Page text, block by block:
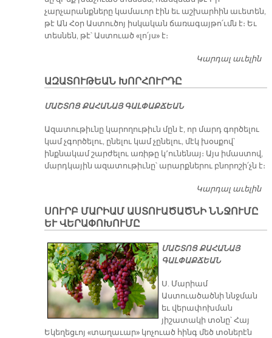
չարչարանքները կամաւոր էին եւ աշխարհին աւետեն,
թէ Ան Հօր Աստուծոյ իսկական ճառագայթո՛ւմն է։ Եւ
տեսնեն, թէ՝ Աստուած «լո՛յս» է։
Կարդալ աւելին
ԱԶԱՏՈՒԹԵԱՆ ԽՈՐՀՈՒՐԴԸ
ՄԱՇ­ՏՈՑ ՔԱ­ՀԱ­ՆԱՅ ԳԱԼ­ՓԱՔ­ՃԵԱՆ
Ազատութիւնը կարողութիւն մըն է, որ մարդ գործելու
կամ չգործելու, ընելու կամ չընելու, մէկ խօսքով՝
ինքնակամ շարժելու առիթը կ՚ունենայ։ Այս իմաստով,
մարդկային ազատութիւնը՝ արարքներու բնորոշի՛չն է։
Կարդալ աւելին
ՍՈՒՐԲ ՄԱՐԻԱՄ ԱՍՏՈՒԱԾԱԾՆԻ ՆՆՋՈՒՄԸ
ԵՒ ՎԵՐԱՓՈԽՈՒՄԸ
ՄԱՇՏՈՑ ՔԱՀԱՆԱՅ
ԳԱԼՓԱՔՃԵԱՆ
Ս. Մարիամ
Աստուածածնի ննջման
եւ վերափոխման
յիշատակի տօնը՝ Հայ
Եկեղեցւոյ «տաղաւար» կոչուած հինգ մեծ տօներէն